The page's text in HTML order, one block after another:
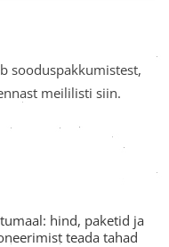
sooduspakkumistest,
meililisti siin.
hind, paketid ja
teada tahad